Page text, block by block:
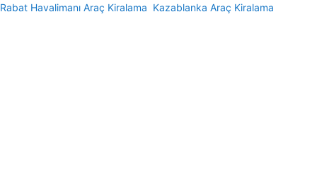
Rabat Havalimanı Araç Kiralama Kazablanka Araç Kiralama